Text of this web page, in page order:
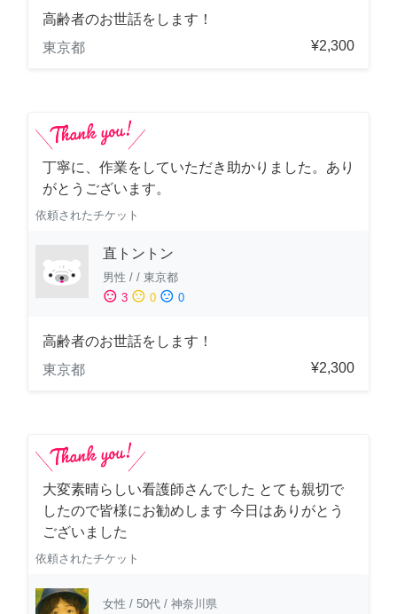
高齢者のお世話をします！
東京都
¥2,300
丁寧に、作業をしていただき助かりました。あり
がとうございます。
依頼されたチケット
直トントン
男性 / / 東京都
sentiment_satisfied 3 sentiment_neutral 0 sentiment_dissatisfied 0
高齢者のお世話をします！
東京都
¥2,300
大変素晴らしい看護師さんでした とても親切で
したので皆様にお勧めします 今日はありがとう
ございました
依頼されたチケット
女性 / 50代 / 神奈川県